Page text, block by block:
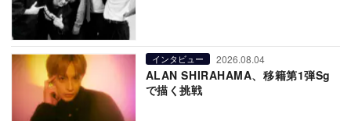
インタビュー 2026.08.04
ALAN SHIRAHAMA、移籍第1弾Sg
で描く挑戦